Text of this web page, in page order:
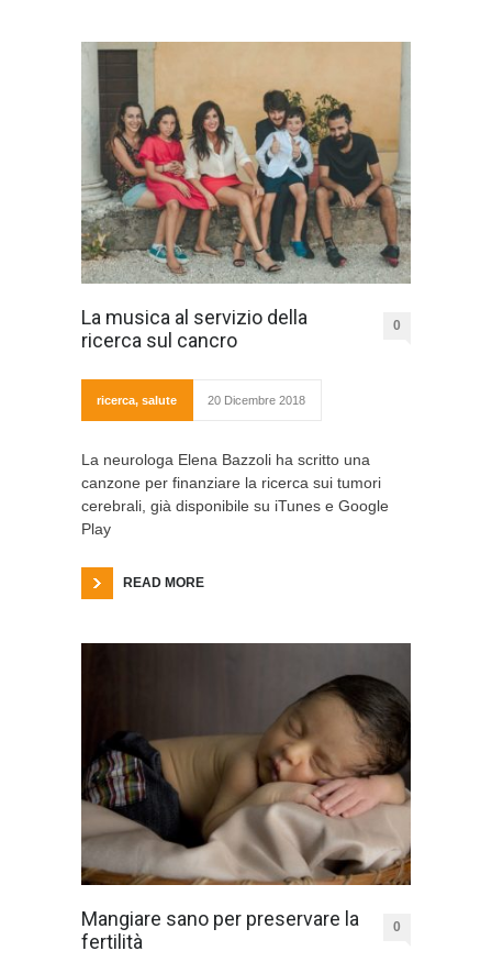
La musica al servizio della
ricerca sul cancro
0
ricerca, salute 20 Dicembre 2018
La neurologa Elena Bazzoli ha scritto una
canzone per finanziare la ricerca sui tumori
cerebrali, già disponibile su iTunes e Google
Play
READ MORE
Mangiare sano per preservare la
fertilità
0